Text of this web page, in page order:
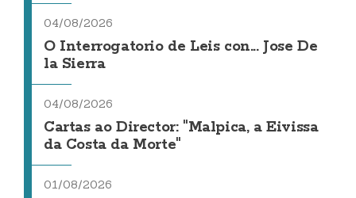
04/08/2026
O Interrogatorio de Leis con... Jose De
la Sierra
04/08/2026
Cartas ao Director: "Malpica, a Eivissa
da Costa da Morte"
01/08/2026